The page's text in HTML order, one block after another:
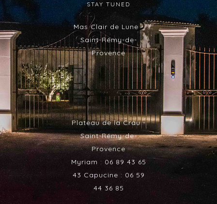
STAY TUNED
Mas Clair de Lune -
Saint-Rémy-de-
Provence
Plateau de la Crau -
Saint-Rémy-de-
Provence
Myriam : 06 89 43 65
43 Capucine : 06 59
44 36 85